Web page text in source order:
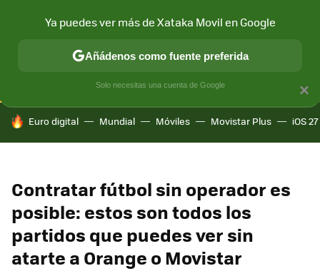
CONECTIVIDAD MÓVIL Y SOCIEDAD APLICACIONES
HOY SE HABLA DE
Euro digital Mundial Móviles Movistar Plus iOS 27
Contratar fútbol sin operador es
posible: estos son todos los
partidos que puedes ver sin
atarte a Orange o Movistar
×
Ya puedes ver más de Xataka Movil en Google
Añádenos como fuente preferida
Solo necesitas una cuenta de Google